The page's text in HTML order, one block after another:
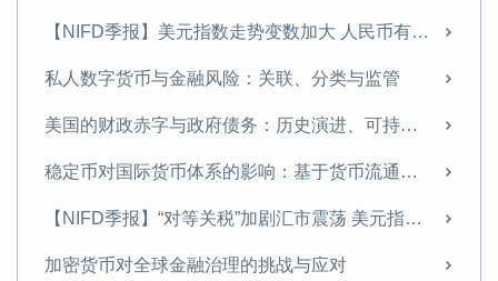
《中国金融》｜中国国际收支变化与展望
名义GDP增速有望在2025年企稳反弹
2025，重磅预判
张明 | 安全三论
【NIFD季报】美元指数走势变数加大 人民币有望温和升值——2025年年度人民币汇率分析报告
私人数字货币与金融风险：关联、分类与监管
美国的财政赤字与政府债务：历史演进、可持续性与中国应对
稳定币对国际货币体系的影响：基于货币流通域的分析
【NIFD季报】“对等关税”加剧汇市震荡 美元指数步入贬值周——2025H1人民币汇率分析报告
加密货币对全球金融治理的挑战与应对